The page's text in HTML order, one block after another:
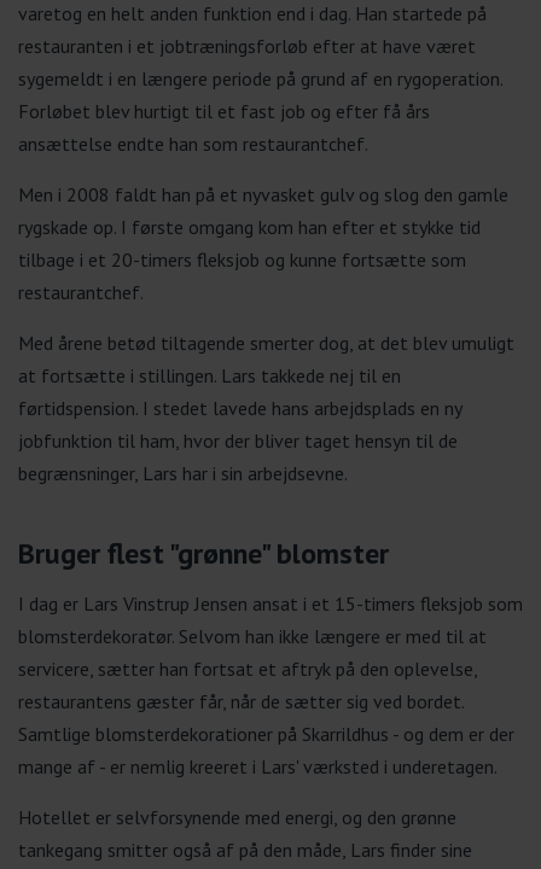
varetog en helt anden funktion end i dag. Han startede på
restauranten i et jobtræningsforløb efter at have været
sygemeldt i en længere periode på grund af en rygoperation.
Forløbet blev hurtigt til et fast job og efter få års
ansættelse endte han som restaurantchef.
Men i 2008 faldt han på et nyvasket gulv og slog den gamle
rygskade op. I første omgang kom han efter et stykke tid
tilbage i et 20-timers fleksjob og kunne fortsætte som
restaurantchef.
Med årene betød tiltagende smerter dog, at det blev umuligt
at fortsætte i stillingen. Lars takkede nej til en
førtidspension. I stedet lavede hans arbejdsplads en ny
jobfunktion til ham, hvor der bliver taget hensyn til de
begrænsninger, Lars har i sin arbejdsevne.
Bruger flest "grønne" blomster
I dag er Lars Vinstrup Jensen ansat i et 15-timers fleksjob som
blomsterdekoratør. Selvom han ikke længere er med til at
servicere, sætter han fortsat et aftryk på den oplevelse,
restaurantens gæster får, når de sætter sig ved bordet.
Samtlige blomsterdekorationer på Skarrildhus - og dem er der
mange af - er nemlig kreeret i Lars' værksted i underetagen.
Hotellet er selvforsynende med energi, og den grønne
tankegang smitter også af på den måde, Lars finder sine